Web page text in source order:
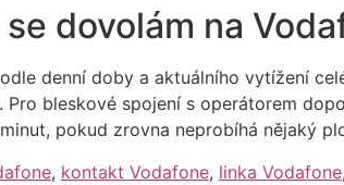
dovolám na
denní doby a aktuálního vytížení
Pro bleskové spojení s operátorem
pokud zrovna neprobíhá nějaký
, kontakt Vodafone, linka Vodafone,